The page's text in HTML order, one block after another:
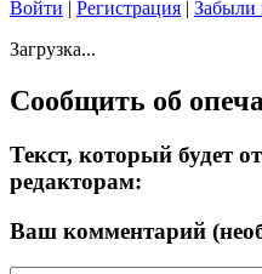
Войти | Регистрация | Забыли
Загрузка...
Сообщить об
Текст, который будет
редакторам:
Ваш комментарий